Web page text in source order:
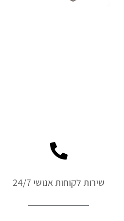
שירות לקוחות אנושי 24/7